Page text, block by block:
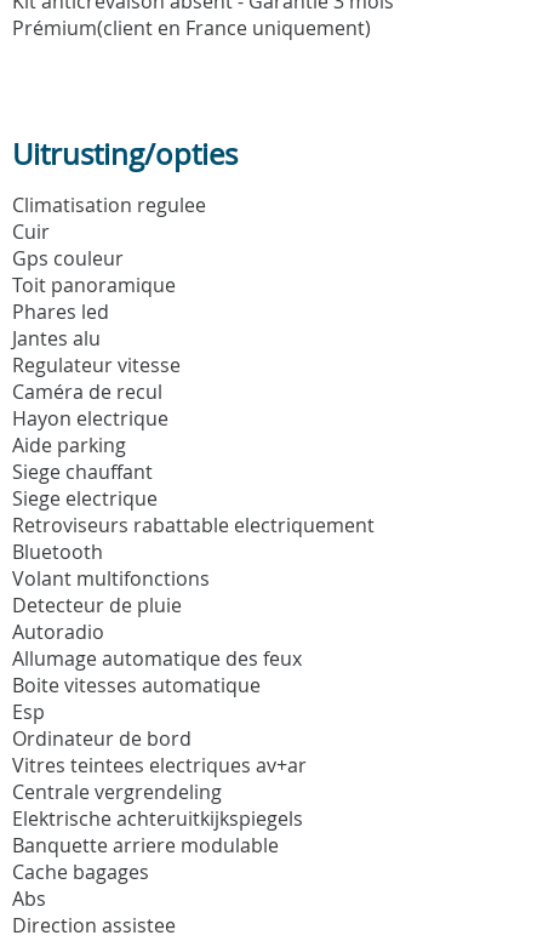
Prémium(client en France uniquement)
Uitrusting/opties
Climatisation regulee
Cuir
Gps couleur
Toit panoramique
Phares led
Jantes alu
Regulateur vitesse
Caméra de recul
Hayon electrique
Aide parking
Siege chauffant
Siege electrique
Retroviseurs rabattable electriquement
Bluetooth
Volant multifonctions
Detecteur de pluie
Autoradio
Allumage automatique des feux
Boite vitesses automatique
Esp
Ordinateur de bord
Vitres teintees electriques av+ar
Centrale vergrendeling
Elektrische achteruitkijkspiegels
Banquette arriere modulable
Cache bagages
Abs
Direction assistee